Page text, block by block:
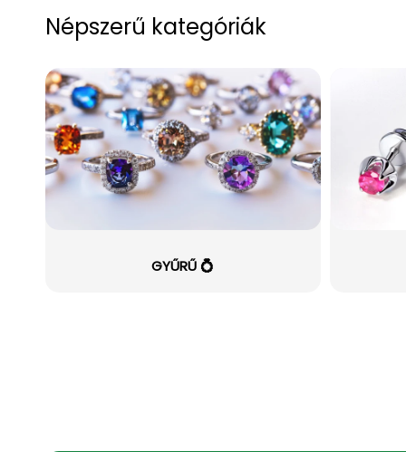
Népszerű kategóriák
GYŰRŰ 💍